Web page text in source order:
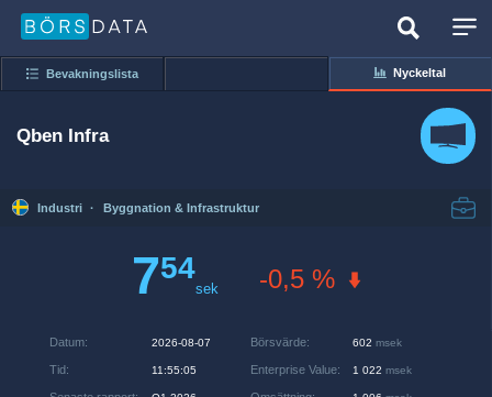
Bevakningslista Nyckeltal
Qben Infra
Industri · Byggnation & Infrastruktur
754
sek -0,5 %
Datum: 2026-08-07
Tid: 11:55:05
Börsvärde: 602 msek
Enterprise Value: 1 022 msek